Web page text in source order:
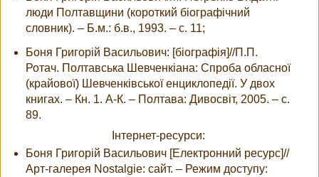
люди Полтавщини (короткий біографічний
словник). – Б.м.: б.в., 1993. – с. 11;
Боня Григорій Васильович: [біографія]//П.П.
Ротач. Полтавська Шевченкіана: Спроба обласної
(крайової) Шевченківської енциклопедії. У двох
книгах. – Кн. 1. А-К. – Полтава: Дивосвіт, 2005. – с.
89.
Інтернет-ресурси:
Боня Григорій Васильович [Електронний ресурс]//
Арт-галерея Nostalgie: сайт. – Режим доступу: